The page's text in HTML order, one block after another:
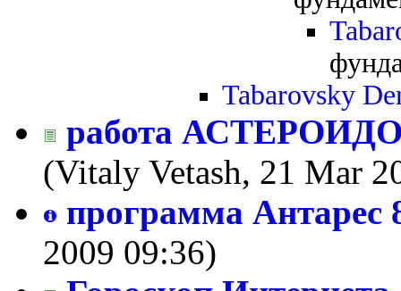
Tabarovsky
работа
(Vitaly Vetash, 21 Mar
программа Антарес
2009 09:36)